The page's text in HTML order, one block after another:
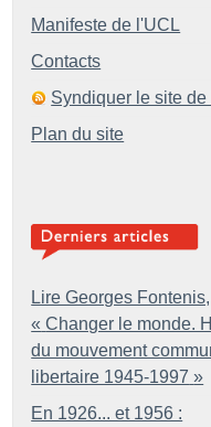
Manifeste de l'UCL
Contacts
Syndiquer le site de
Plan du site
Lire Georges Fontenis,
« Changer le monde.
du mouvement
libertaire 1945-1997 »
En 1926... et 1956 :